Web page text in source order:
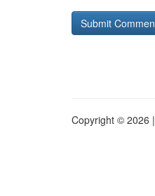
Copyright © 2026 |